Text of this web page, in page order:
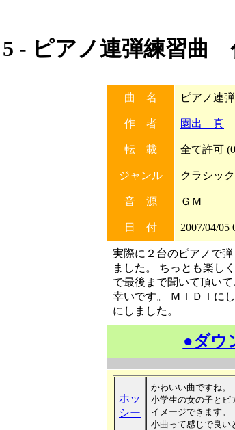
- ピアノ連弾練習曲
曲 名 ピアノ連
作 者 園出 真
転 載 全て許可
ジャンル クラシック
音 源 ＧＭ
日 付 2007/04/05
実際に２台のピアノで
ました。 ちっとも楽し
で最後まで聞いて頂い
幸いです。 ＭＩＤＩに
にしました。
●ダウ
ホッ
シー
かわいい曲ですね。
小学生の女の子とピ
イメージできます。
小曲って感じで良い